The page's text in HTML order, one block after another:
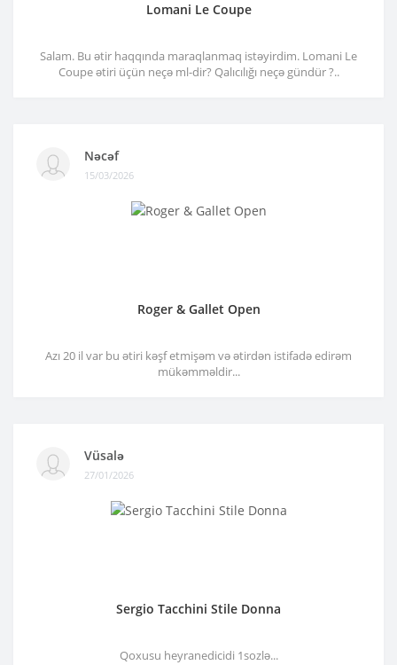
Lomani Le Coupe
Salam. Bu ətir haqqında maraqlanmaq istəyirdim. Lomani Le
Coupe ətiri üçün neçə ml-dir? Qalıcılığı neçə gündür ?..
Nəcəf
15/03/2026
Roger & Gallet Open
Azı 20 il var bu ətiri kəşf etmişəm və ətirdən istifadə edirəm
mükəmməldir...
Vüsalə
27/01/2026
Sergio Tacchini Stile Donna
Qoxusu heyranedicidi 1sozlə...